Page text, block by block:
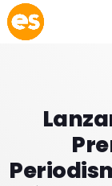
play_arrow